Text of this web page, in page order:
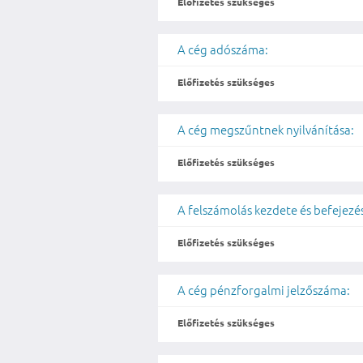
A cég adószáma:
Előfizetés szükséges
A cég megszűntnek nyilvánítása:
Előfizetés szükséges
A felszámolás kezdete és
Előfizetés szükséges
A cég pénzforgalmi jelzőszáma:
Előfizetés szükséges